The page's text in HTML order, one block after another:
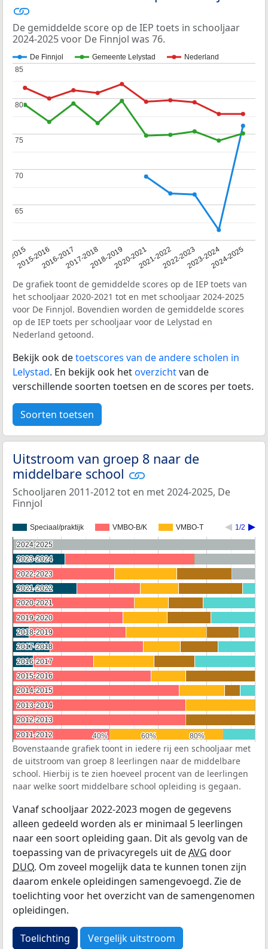
De gemiddelde score op de IEP toets in schooljaar
2024-2025 voor De Finnjol was 76.
De Finnjol Gemeente Lelystad Nederland
2015
2015-20162016-20172017-20182018-20192020-20212021-20222022-20232023-20242024-2025
65
65
70
70
75
75
80
80
85
85
De grafiek toont de gemiddelde scores op de IEP toets van
het schooljaar 2020-2021 tot en met schooljaar 2024-2025
voor De Finnjol. Bovendien worden de gemiddelde scores
op de IEP toets per schooljaar voor de Lelystad en
Nederland getoond.
Bekijk ook detoetscores van de andere scholen in
Lelystad. En bekijk ook hetoverzichtvan de
verschillende soorten toetsen en de scores per toets.
Soorten toetsen
Uitstroom van groep 8 naar de
middelbare school
Schooljaren 2011-2012 tot en met 2024-2025, De
Finnjol
Speciaal/praktijk VMBO-B/K VMBO-T 1/2
40%
40% 60%
60% 80%
80%
2024-2025
2024-2025
2023-2024
2023-2024
2022-2023
2022-2023
2021-2022
2021-2022
2020-2021
2020-2021
2019-2020
2019-2020
2018-2019
2018-2019
2017-2018
2017-2018
2016-2017
2016-2017
2015-2016
2015-2016
2014-2015
2014-2015
2013-2014
2013-2014
2012-2013
2012-2013
2011-2012
2011-2012
Bovenstaande grafiek toont in iedere rij een schooljaar met
de uitstroom van groep 8 leerlingen naar de middelbare
school. Hierbij is te zien hoeveel procent van de leerlingen
naar welke soort middelbare school opleiding is gegaan.
Vanaf schooljaar 2022-2023 mogen de gegevens
alleen gedeeld worden als er minimaal 5 leerlingen
naar een soort opleiding gaan. Dit als gevolg van de
toepassing van de privacyregels uit deAVG door
DUO. Om zoveel mogelijk data te kunnen tonen zijn
daarom enkele opleidingen samengevoegd. Zie de
toelichting voor het overzicht van de samengenomen
opleidingen.
Toelichting Vergelijk uitstroom